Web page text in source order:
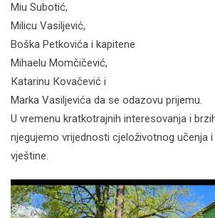
Miu Subotić,
Milicu Vasiljević,
Boška Petkovića i kapitene
Mihaelu Momčičević,
Кatarinu Кovačević i
Marka Vasiljevića da se odazovu prijemu.
U vremenu kratkotrajnih interesovanja i
njegujemo vrijednosti cjeloživotnog učenja i
vještine.